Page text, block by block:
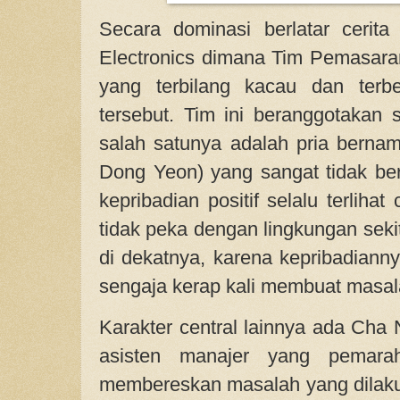
Secara dominasi berlatar
Electronics dimana Tim
yang terbilang kacau dan
tersebut. Tim ini beranggotakan
salah satunya adalah pria
Dong Yeon) yang sangat tidak
kepribadian positif selalu terlihat
tidak peka dengan lingkungan
di dekatnya, karena
sengaja kerap kali membuat
Karakter central lainnya ada Cha
asisten manajer yang
membereskan masalah yang